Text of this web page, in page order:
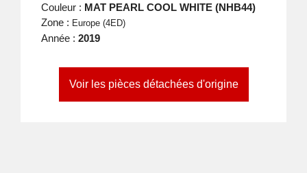
Couleur : MAT PEARL COOL WHITE (NHB44)
Zone : Europe (4ED)
Année : 2019
Voir les pièces détachées d'origine